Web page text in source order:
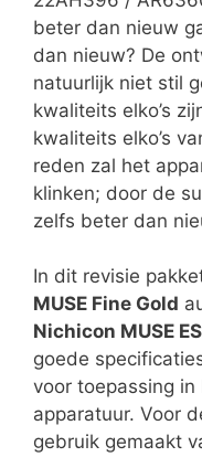
beter dan nieuw
dan nieuw? De
natuurlijk niet stil
kwaliteits elko’s
kwaliteits elko’s
reden zal het
klinken; door de
zelfs beter dan
In dit revisie
MUSE Fine Gold
Nichicon MUSE ES
goede
voor toepassing
apparatuur. Voor
gebruik gemaakt